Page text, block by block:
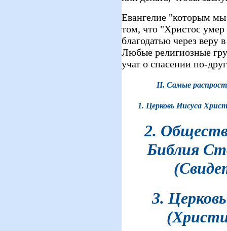
Евангелие "которым мы
том, что "Христос
благодатью через
Любые религиозные
учат о спасении по-
II. Самые
1. Церковь Иисуса
2.
Библия
3.